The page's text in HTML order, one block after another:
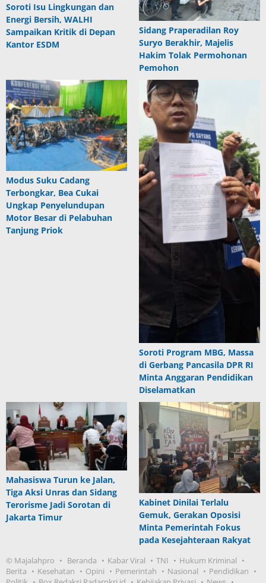
Soroti Isu Lingkungan dan
Energi Bersih, WALHI
Sampaikan Kritik di Depan
Kantor ESDM
Sidang Praperadilan Roy
Suryo Berakhir, Majelis
Hakim Tolak Permohonan
Pemohon
Modus Suku Cadang
Terbongkar, Bea Cukai
Ungkap Penyelundupan
Motor Besar di Pelabuhan
Tanjung Priok
Soroti Program MBG, Massa
di Gerbang Pancasila DPR RI
Minta Anggaran Pendidikan
Diselamatkan
Mahasiswa Turun ke Jalan,
Tiga Aksi Unras dan Sidang
Terorisme Jadi Sorotan di
Jakarta Timur
Kabinet Dinilai Terlalu
Gemuk, Gerakan Oposisi
Minta Pemerintah Fokus
pada Kesejahteraan Rakyat
© Majalahpro Beranda Kabar Viral TNI
Hukum Kriminal
Berita
Kesehatan Opini Pemerintah Nasional
Pendidikan